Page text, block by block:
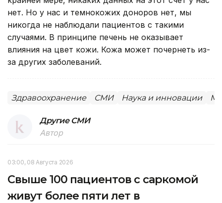
нет. Но у нас и темнокожих доноров нет, мы
никогда не наблюдали пациентов с такими
случаями. В принципе печень не оказывает
влияния на цвет кожи. Кожа может почернеть из-
за других заболеваний.
Здравоохранение СМИ Наука и инновации
Другие СМИ
Автор
03:00, 08 Августа 2026
Свыше 100 пациентов с саркомой
живут более пяти лет в